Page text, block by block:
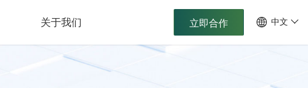
关于我们 中文
立即合作